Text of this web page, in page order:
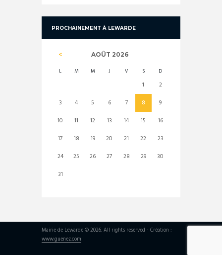
PROCHAINEMENT À LEWARDE
AOÛT 2026
L M M J V S D
1
2
3
4 5 6 7 8
9
10
11 12 13 14 15
16
17
18 19 20 21 22
23
24
25 26 27 28 29
30
31
Mairie de Lewarde © 2026. All rights reserved - Création :
www.guenez.com